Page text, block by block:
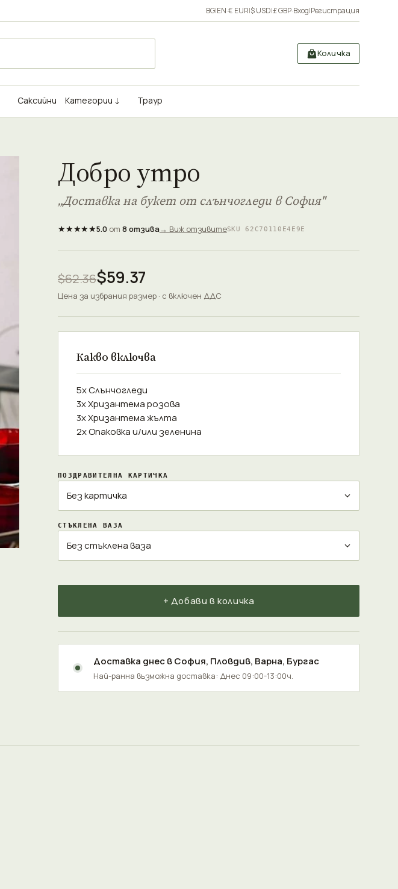
BG|EN·€ EUR|$ USD|£ GBP·Вход|Регистрация
Количка
Саксийни Категории ↓ Траур
Добро утро
„Доставка на букет от слънчогледи в София"
★★★★★5.0от 8 отзива→ Виж отзивитеSKU 62C70110E4E9E
$62.36$59.37
Цена за избрания размер · с включен ДДС
Какво включва
5x Слънчогледи
3x Хризантема розова
3x Хризантема жълта
2x Опаковка и/или зеленина
ПОЗДРАВИТЕЛНА КАРТИЧКА
СТЪКЛЕНА ВАЗА
+ Добави в количка
Доставка днес вСофия, Пловдив, Варна, Бургас
Най-ранна възможна доставка: Днес 09:00-13:00ч.